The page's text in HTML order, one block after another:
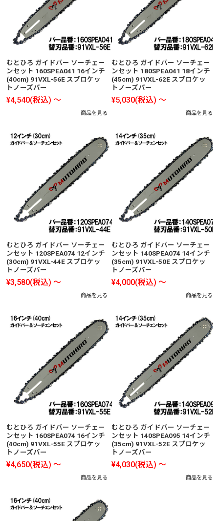
むとひろ ガイドバー ソーチェー
ンセット 160SPEA041 16インチ
(40cm) 91VXL-56E スプロケッ
トノーズバー
¥4,540(税込) ～
商品を見る
むとひろ ガイドバー ソーチェー
ンセット 180SPEA041 18インチ
(45cm) 91VXL-62E スプロケッ
トノーズバー
¥5,030(税込) ～
商品を見る
むとひろ ガイドバー ソーチェー
ンセット 120SPEA074 12インチ
(30cm) 91VXL-44E スプロケッ
トノーズバー
¥3,580(税込) ～
商品を見る
むとひろ ガイドバー ソーチェー
ンセット 140SPEA074 14インチ
(35cm) 91VXL-50E スプロケッ
トノーズバー
¥4,000(税込) ～
商品を見る
むとひろ ガイドバー ソーチェー
ンセット 160SPEA074 16インチ
(40cm) 91VXL-55E スプロケッ
トノーズバー
¥4,650(税込) ～
商品を見る
むとひろ ガイドバー ソーチェー
ンセット 140SPEA095 14インチ
(35cm) 91VXL-52E スプロケッ
トノーズバー
¥4,030(税込) ～
商品を見る